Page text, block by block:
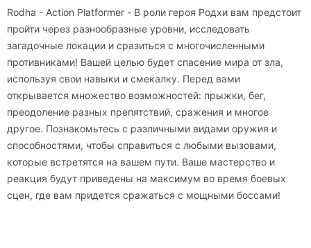
Rodha - Action Platformer - В роли героя Родхи вам предстоит
пройти через разнообразные уровни, исследовать
загадочные локации и сразиться с многочисленными
противниками! Вашей целью будет спасение мира от зла,
используя свои навыки и смекалку. Перед вами
открывается множество возможностей: прыжки, бег,
преодоление разных препятствий, сражения и многое
другое. Познакомьтесь с различными видами оружия и
способностями, чтобы справиться с любыми вызовами,
которые встретятся на вашем пути. Ваше мастерство и
реакция будут приведены на максимум во время боевых
сцен, где вам придется сражаться с мощными боссами!